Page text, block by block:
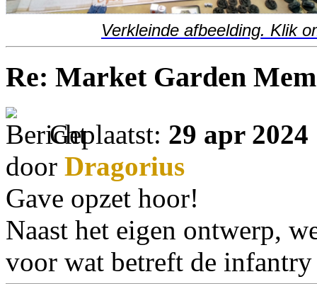
Verkleinde afbeelding. Klik
Re: Market Garden
Geplaatst: 29 apr 2024
door Dragorius
Gave opzet hoor!
Naast het eigen ontwerp,
voor wat betreft de